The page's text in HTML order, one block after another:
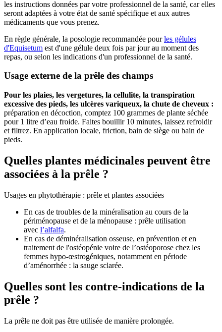
les instructions données par votre professionnel de la santé, car elles
seront adaptées à votre état de santé spécifique et aux autres
médicaments que vous prenez.
En règle générale, la posologie recommandée pourles gélules
d'Equisetum est d'une gélule deux fois par jour au moment des
repas, ou selon les indications d'un professionnel de la santé.
Usage externe de la prêle des champs
Pour les plaies, les vergetures, la cellulite, la transpiration
excessive des pieds, les ulcères variqueux, la chute de cheveux :
préparation en décoction, comptez 100 grammes de plante séchée
pour 1 litre d’eau froide. Faites bouillir 10 minutes, laissez refroidir
et filtrez. En application locale, friction, bain de siège ou bain de
pieds.
Quelles plantes médicinales peuvent être
associées à la prêle ?
Usages en phytothérapie : prêle et plantes associées
En cas de troubles de la minéralisation au cours de la
périménopause et de la ménopause : prêle utilisation
avec l’alfalfa.
En cas de déminéralisation osseuse, en prévention et en
traitement de l'ostéopénie voire de l’ostéoporose chez les
femmes hypo-œstrogéniques, notamment en période
d’aménorrhée : la sauge sclarée.
Quelles sont les contre-indications de la
prêle ?
La prêle ne doit pas être utilisée de manière prolongée.